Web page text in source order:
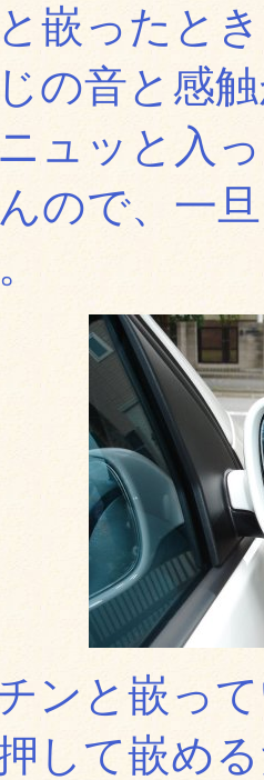
嵌ったと
の音と感
ュッと入
ので、一
ンと嵌っ
して嵌め